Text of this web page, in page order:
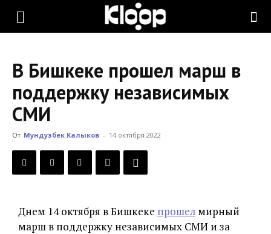
KLOOP.KG
Новости
Кыргызстана
В Бишкеке прошел марш в
поддержку независимых
СМИ
От Мундузбек Калыков - 14 октября 2022
Днем 14 октября в Бишкеке прошел мирный
марш в поддержку независимых СМИ и за